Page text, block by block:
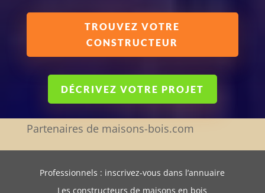
TROUVEZ VOTRE
CONSTRUCTEUR
DÉCRIVEZ VOTRE PROJET
Partenaires de maisons-bois.com
Professionnels : inscrivez-vous dans l’annuaire
Les constructeurs de maisons en bois